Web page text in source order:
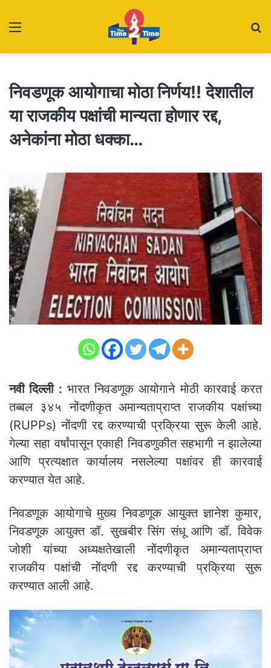
निवडणूक आयोगाचा मोठा निर्णय!! देशातील
या राजकीय पक्षांची मान्यता होणार रद्द,
अनेकांना मोठा धक्का…
नवी दिल्ली : भारत निवडणूक आयोगाने मोठी कारवाई करत
तब्बल ३४५ नोंदणीकृत अमान्यताप्राप्त राजकीय पक्षांच्या
(RUPPs) नोंदणी रद्द करण्याची प्रक्रिया सुरू केली आहे.
गेल्या सहा वर्षांपासून एकाही निवडणुकीत सहभागी न झालेल्या
आणि प्रत्यक्षात कार्यालय नसलेल्या पक्षांवर ही कारवाई
करण्यात येत आहे.
निवडणूक आयोगाचे मुख्य निवडणूक आयुक्त ज्ञानेश कुमार,
निवडणूक आयुक्त डॉ. सुखबीर सिंग संधू आणि डॉ. विवेक
जोशी यांच्या अध्यक्षतेखाली नोंदणीकृत अमान्यताप्राप्त
राजकीय पक्षांची नोंदणी रद्द करण्याची प्रक्रिया सुरू
करण्यात आली आहे.